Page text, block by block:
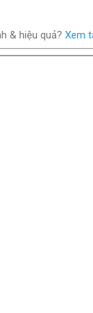
& hiệu quả? Xem